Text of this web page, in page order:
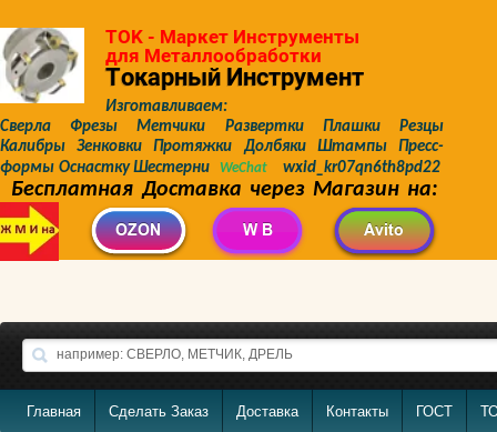
TOK - Маркет Инструменты
для Металлообработки
Токарный Инструмент
Изготавливаем:
Сверла Фрезы Метчики Развертки Плашки Резцы
Калибры Зенковки Протяжки Долбяки Штампы Пресс-
формы Оснастку Шестерни
WeChat wxid_kr07qn6th8pd22
Бесплатная Доставка через Магазин на:
Главная Сделать Заказ Доставка Контакты ГОСТ